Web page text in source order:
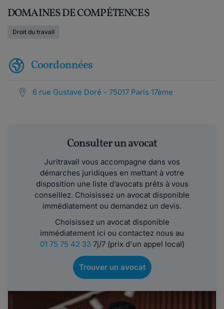
DOMAINES DE COMPÉTENCES
Droit du travail
Coordonnées
6 rue Gustave Doré - 75017 Paris 17ème
Consulter un avocat
Juritravail vous accompagne dans vos
démarches juridiques en mettant à votre
disposition une liste d’avocats prêts à vous
conseillez. Choisissez un avocat disponible
immédiatement ou demandez un devis.
Choisissez un avocat disponible
immédiatement ici ou contactez nous au
01 75 75 42 337j/7 (prix d'un appel local)
Trouver un avocat